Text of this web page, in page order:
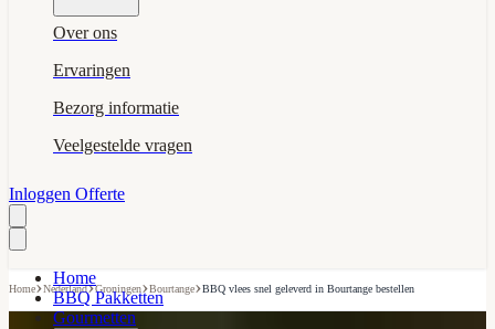
Over ons
Ervaringen
Bezorg informatie
Veelgestelde vragen
Inloggen Offerte
Home
BBQ Pakketten
Gourmetten
Home›Nederland›Groningen›Bourtange›BBQ vlees snel geleverd in Bourtange bestellen